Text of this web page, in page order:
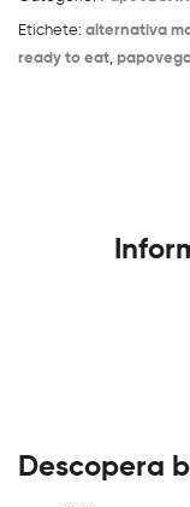
Etichete: alternativa
ready to eat,
Descopera